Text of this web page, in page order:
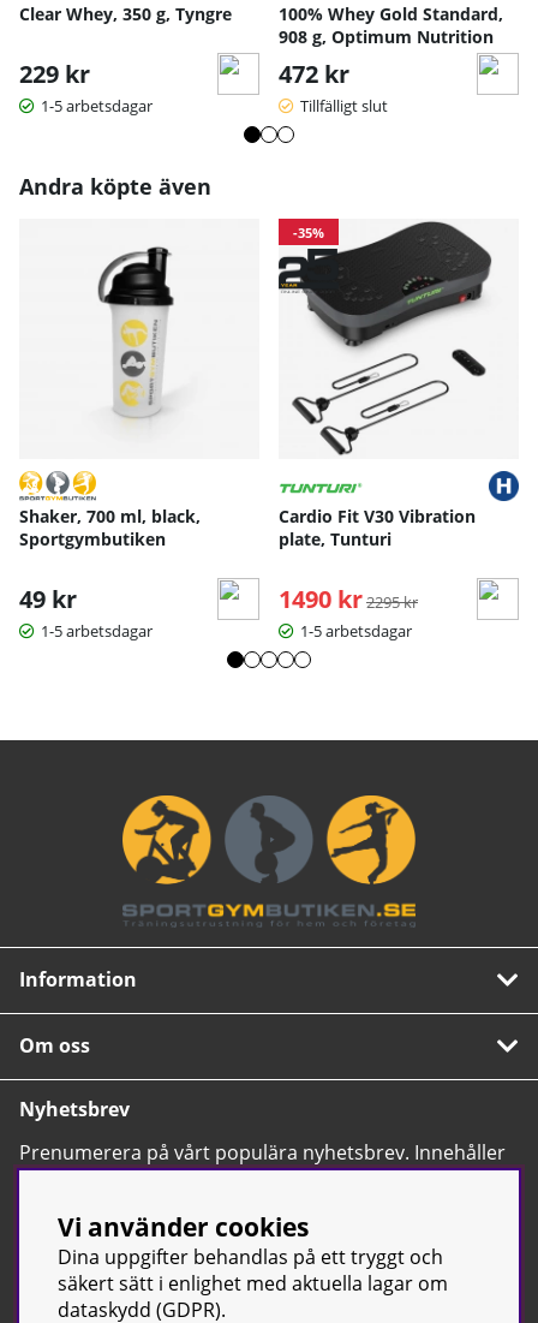
Clear Whey, 350 g, Tyngre
229 kr
1-5 arbetsdagar
100% Whey Gold Standard,
908 g, Optimum Nutrition
472 kr
Tillfälligt slut
Andra köpte även
Shaker, 700 ml, black,
Sportgymbutiken
49 kr
1-5 arbetsdagar
-35%
Cardio Fit V30 Vibration
plate, Tunturi
1490 kr Ordinarie pris:
2295 kr
1-5 arbetsdagar
Information
Om oss
Nyhetsbrev
Prenumerera på vårt populära nyhetsbrev. Innehåller
tips, nyheter och våra allra bästa erbjudanden.
Vi använder cookies
Dina uppgifter behandlas på ett tryggt och
säkert sätt i enlighet med aktuella lagar om
dataskydd (GDPR).